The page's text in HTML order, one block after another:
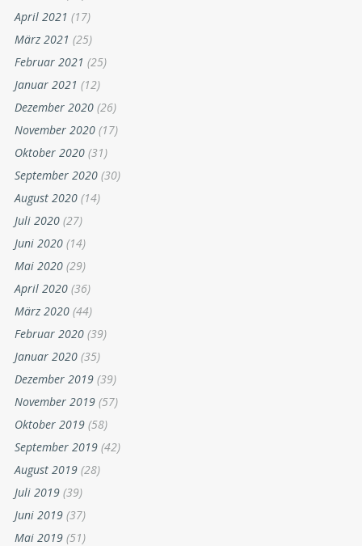
April 2021 (17)
März 2021 (25)
Februar 2021 (25)
Januar 2021 (12)
Dezember 2020 (26)
November 2020 (17)
Oktober 2020 (31)
September 2020 (30)
August 2020 (14)
Juli 2020 (27)
Juni 2020 (14)
Mai 2020 (29)
April 2020 (36)
März 2020 (44)
Februar 2020 (39)
Januar 2020 (35)
Dezember 2019 (39)
November 2019 (57)
Oktober 2019 (58)
September 2019 (42)
August 2019 (28)
Juli 2019 (39)
Juni 2019 (37)
Mai 2019 (51)